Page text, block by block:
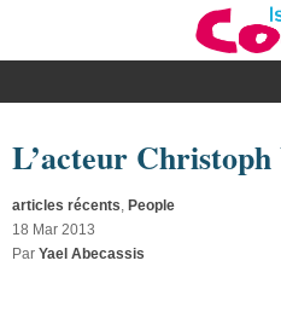
L’acteur
articles récents, People
18 Mar 2013
Par Yael Abecassis